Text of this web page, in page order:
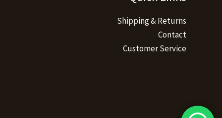
Shipping & Returns
Contact
Customer Service